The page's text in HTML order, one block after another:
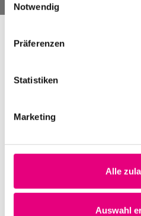
Notwendig
Präferenzen
Statistiken
Marketing
Alle
Auswahl
Nightmares on Wax